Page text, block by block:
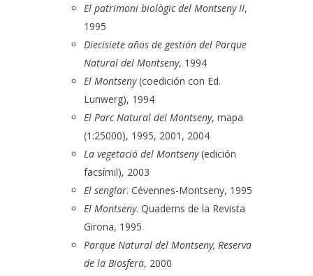
El patrimoni biològic del Montseny II,
1995
Diecisiete años de gestión del Parque
Natural del Montseny, 1994
El Montseny(coedición con Ed.
Lunwerg), 1994
El Parc Natural del Montseny, mapa
(1:25000), 1995, 2001, 2004
La vegetació del Montseny(edición
facsímil), 2003
El senglar. Cévennes-Montseny, 1995
El Montseny. Quaderns de la Revista
Girona, 1995
Parque Natural del Montseny, Reserva
de la Biosfera, 2000